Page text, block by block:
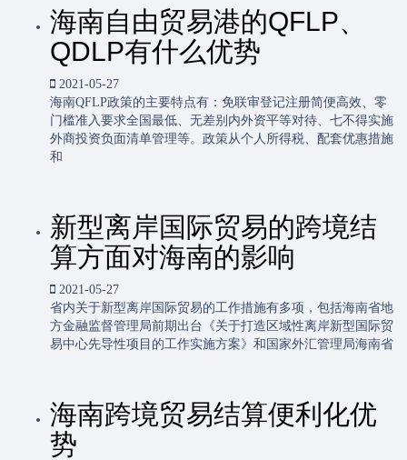
海南自由贸易港的QFLP、
QDLP有什么优势
2021-05-27
海南QFLP政策的主要特点有：免联审登记注册简便高效、零
门槛准入要求全国最低、无差别内外资平等对待、七不得实施
外商投资负面清单管理等。政策从个人所得税、配套优惠措施
和
新型离岸国际贸易的跨境结
算方面对海南的影响
2021-05-27
省内关于新型离岸国际贸易的工作措施有多项，包括海南省地
方金融监督管理局前期出台《关于打造区域性离岸新型国际贸
易中心先导性项目的工作实施方案》和国家外汇管理局海南省
海南跨境贸易结算便利化优
势